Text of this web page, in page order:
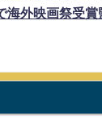
海外映画祭受